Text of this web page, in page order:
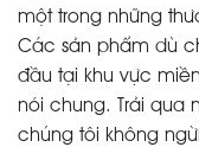
một trong những
Các sản phẩm dù
đầu tại khu vực
nói chung. Trải qua
chúng tôi không